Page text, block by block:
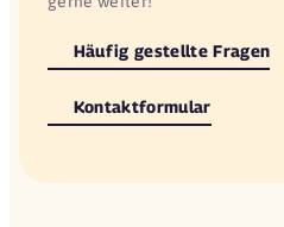
Häufig gestellte Fragen
Kontaktformular